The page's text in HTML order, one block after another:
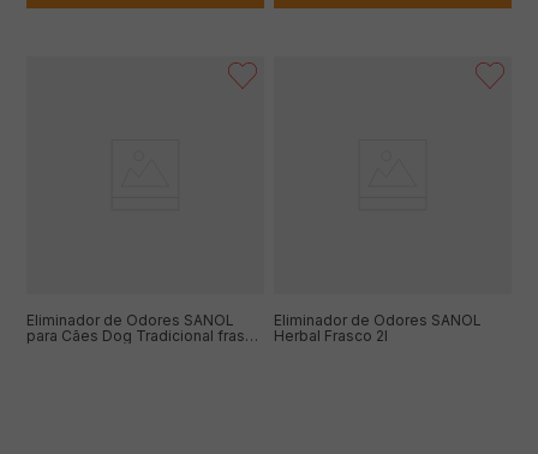
Eliminador de Odores SANOL
para Cães Dog Tradicional frasco
Eliminador de Odores SANOL
Herbal Frasco 2l